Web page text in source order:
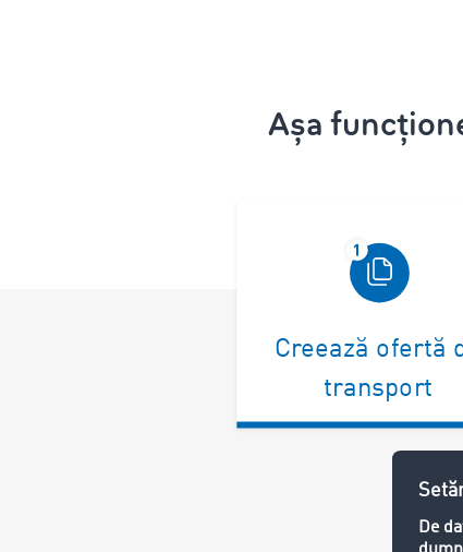
Așa
Creează ofertă
transport